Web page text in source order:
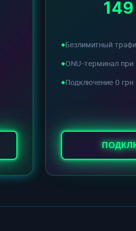
149
Безлимитный
ONU-терминал при
Подключение 0 грн